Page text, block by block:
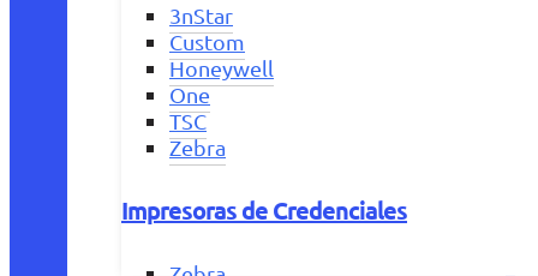
3nStar
Custom
Honeywell
One
TSC
Zebra
Impresoras de Credenciales